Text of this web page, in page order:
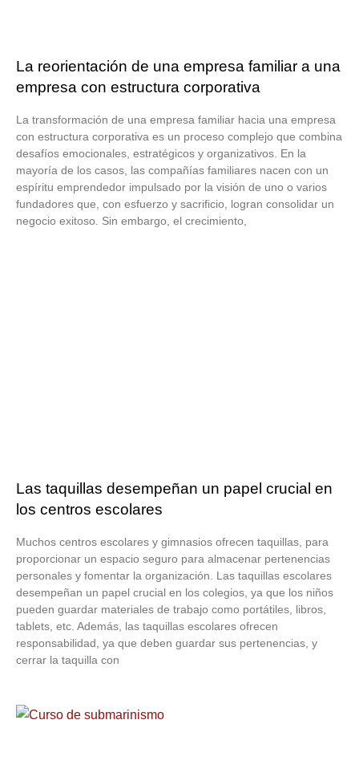
La reorientación de una empresa familiar a una
empresa con estructura corporativa
La transformación de una empresa familiar hacia una empresa
con estructura corporativa es un proceso complejo que combina
desafíos emocionales, estratégicos y organizativos. En la
mayoría de los casos, las compañías familiares nacen con un
espíritu emprendedor impulsado por la visión de uno o varios
fundadores que, con esfuerzo y sacrificio, logran consolidar un
negocio exitoso. Sin embargo, el crecimiento,
Las taquillas desempeñan un papel crucial en
los centros escolares
Muchos centros escolares y gimnasios ofrecen taquillas, para
proporcionar un espacio seguro para almacenar pertenencias
personales y fomentar la organización. Las taquillas escolares
desempeñan un papel crucial en los colegios, ya que los niños
pueden guardar materiales de trabajo como portátiles, libros,
tablets, etc. Además, las taquillas escolares ofrecen
responsabilidad, ya que deben guardar sus pertenencias, y
cerrar la taquilla con